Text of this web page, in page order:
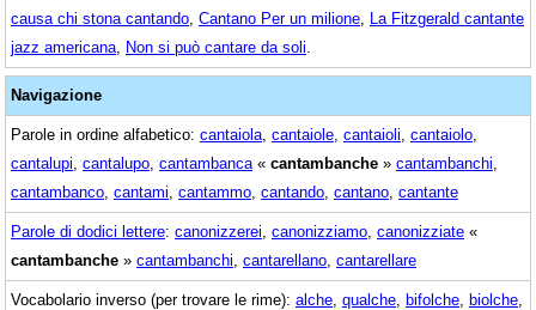
causa chi stona cantando Cantano Per un milione La Fitzgerald cantante
jazz americana Non si può cantare da soli
Navigazione
Parole in ordine alfabetico: cantaiola cantaiole cantaioli cantaiolo
cantalupi cantalupo cantambanca « cantambanche » cantambanchi
cantambanco cantami cantammo cantando cantano cantante
Parole di dodici lettere: canonizzerei canonizziamo canonizziate «
cantambanche » cantambanchi cantarellano cantarellare
Vocabolario inverso (per trovare le rime): alche qualche bifolche biolche